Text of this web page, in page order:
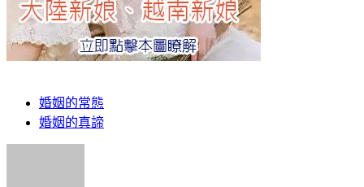
婚姻的常態
婚姻的真諦